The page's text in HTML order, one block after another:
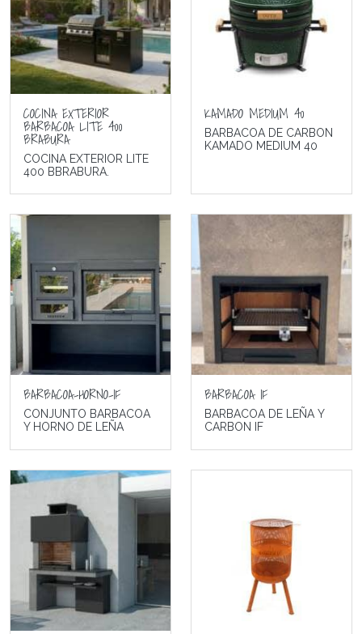
COCINA EXTERIOR
BARBACOA LITE 400
BRABURA
COCINA EXTERIOR LITE
400 BBRABURA.
KAMADO MEDIUM 40
BARBACOA DE CARBON
KAMADO MEDIUM 40
BARBACOA-HORNO-IF
CONJUNTO BARBACOA
Y HORNO DE LEÑA
BARBACOA IF
BARBACOA DE LEÑA Y
CARBON IF